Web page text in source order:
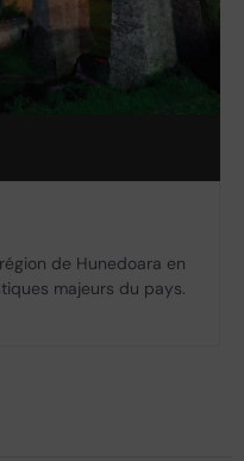
de Hunedoara en
majeurs du pays.